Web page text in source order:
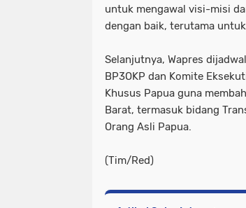
untuk mengawal visi-misi
dengan baik, terutama
Selanjutnya, Wapres
BP3OKP dan Komite
Khusus Papua guna
Barat, termasuk bidang
Orang Asli Papua.
(Tim/Red)